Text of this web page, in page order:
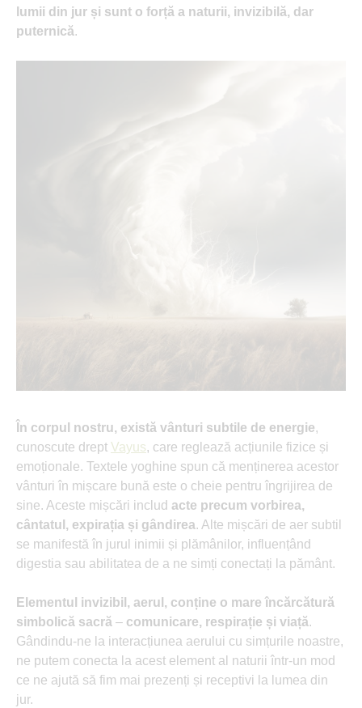
lumii din jur și sunt o forță a naturii, invizibilă, dar
puternică.
În corpul nostru, există vânturi subtile de energie,
cunoscute drept Vayus, care reglează acțiunile fizice și
emoționale. Textele yoghine spun că menținerea acestor
vânturi în mișcare bună este o cheie pentru îngrijirea de
sine. Aceste mișcări includ acte precum vorbirea,
cântatul, expirația și gândirea. Alte mișcări de aer subtil
se manifestă în jurul inimii și plămânilor, influențând
digestia sau abilitatea de a ne simți conectați la pământ.
Elementul invizibil, aerul, conține o mare încărcătură
simbolică sacră – comunicare, respirație și viață.
Gândindu-ne la interacțiunea aerului cu simțurile noastre,
ne putem conecta la acest element al naturii într-un mod
ce ne ajută să fim mai prezenți și receptivi la lumea din
jur.